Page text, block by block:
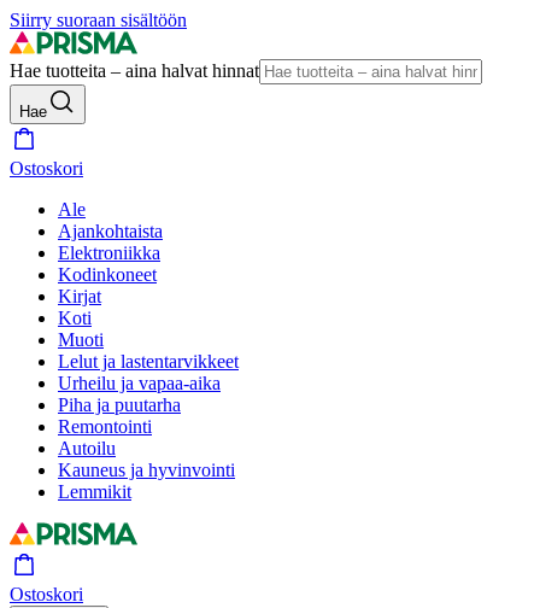
Siirry suoraan sisältöön
Hae tuotteita – aina halvat hinnat
Hae
Ostoskori
Ale
Ajankohtaista
Elektroniikka
Kodinkoneet
Kirjat
Koti
Muoti
Lelut ja lastentarvikkeet
Urheilu ja vapaa-aika
Piha ja puutarha
Remontointi
Autoilu
Kauneus ja hyvinvointi
Lemmikit
Ostoskori